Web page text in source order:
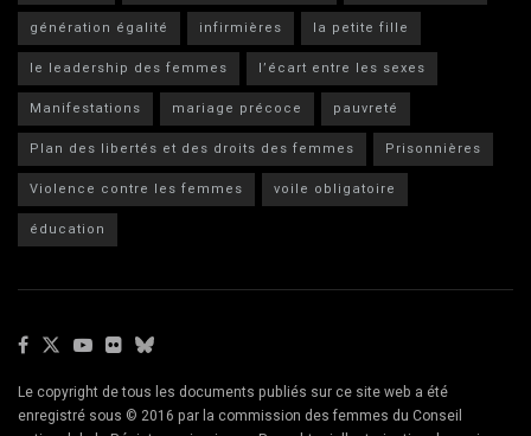
génération égalité
infirmières
la petite fille
le leadership des femmes
l’écart entre les sexes
Manifestations
mariage précoce
pauvreté
Plan des libertés et des droits des femmes
Prisonnières
Violence contre les femmes
voile obligatoire
éducation
Le copyright de tous les documents publiés sur ce site web a été
enregistré sous © 2016 par la commission des femmes du Conseil